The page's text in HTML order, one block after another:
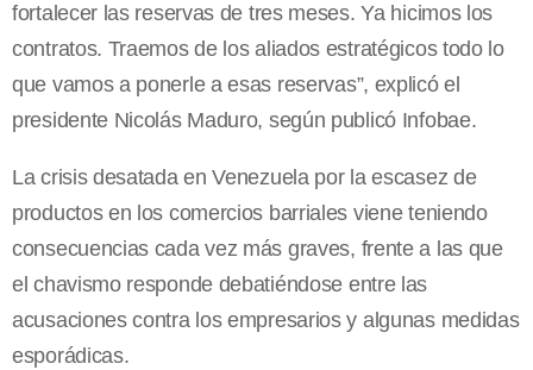
fortalecer las reservas de tres meses. Ya hicimos los
contratos. Traemos de los aliados estratégicos todo lo
que vamos a ponerle a esas reservas”, explicó el
presidente Nicolás Maduro, según publicó Infobae.
La crisis desatada en Venezuela por la escasez de
productos en los comercios barriales viene teniendo
consecuencias cada vez más graves, frente a las que
el chavismo responde debatiéndose entre las
acusaciones contra los empresarios y algunas medidas
esporádicas.